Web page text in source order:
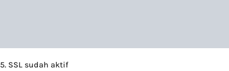
5. SSL sudah aktif